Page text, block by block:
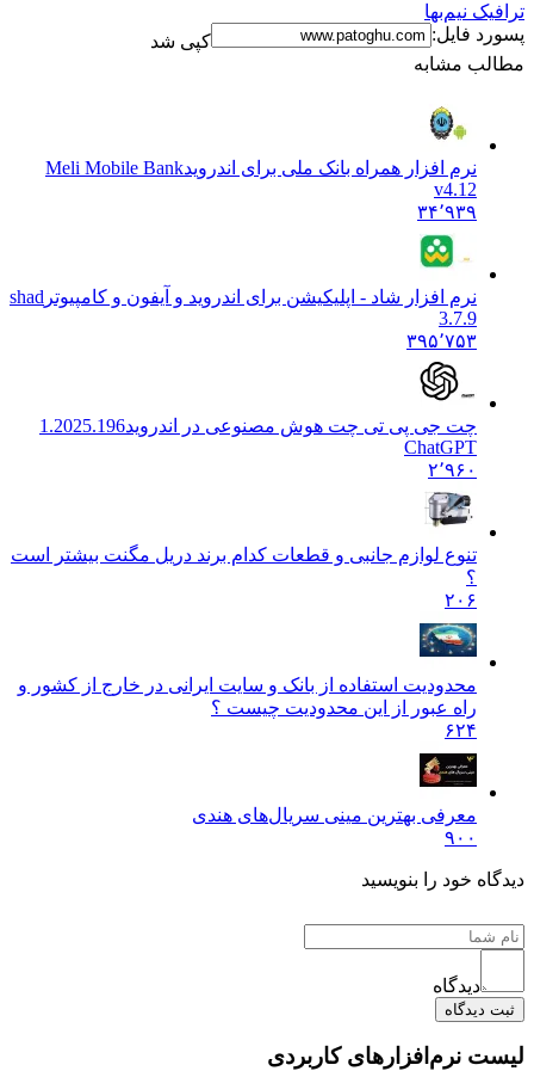
ترافیک نیم‌بها
پسورد فایل:
کپی شد
مطالب مشابه
نرم افزار همراه بانک ملی برای اندرویدMeli Mobile Bank
v4.12
۳۴٬۹۳۹
نرم افزار شاد - اپلیکیشن برای اندروید و آیفون و کامپیوتر shad
3.7.9
۳۹۵٬۷۵۳
چت جی پی تی چت هوش مصنوعی در اندروید1.2025.196
ChatGPT
۲٬۹۶۰
تنوع لوازم جانبی و قطعات کدام برند دریل مگنت بیشتر است
؟
۲۰۶
محدودیت استفاده از بانک و سایت ایرانی در خارج از کشور و
راه عبور از این محدودیت چیست ؟
۶۲۴
معرفی بهترین مینی سریال‌های هندی
۹۰۰
دیدگاه خود را بنویسید
دیدگاه
ثبت دیدگاه
لیست نرم‌افزارهای کاربردی